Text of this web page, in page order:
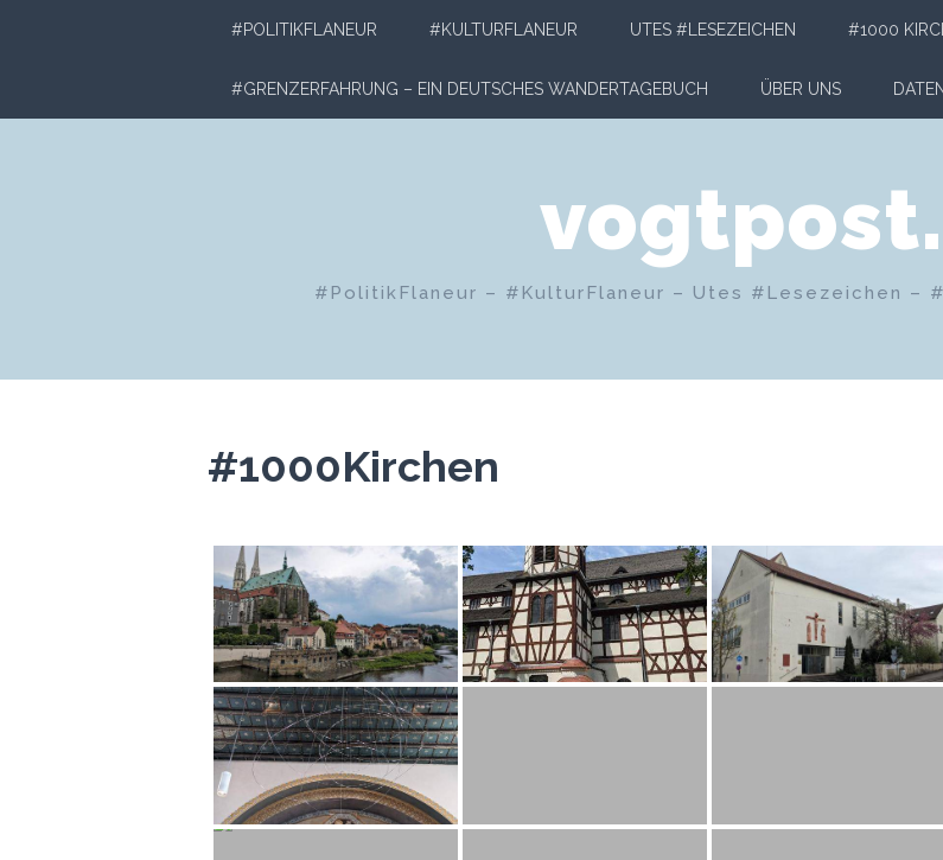
#POLITIKFLANEUR #KULTURFLANEUR UTES #LESEZEICHEN #1000
#GRENZERFAHRUNG – EIN DEUTSCHES WANDERTAGEBUCH ÜBER UNS
#PolitikFlaneur – #KulturFlaneur – Utes #Lesezeichen –
#1000Kirchen